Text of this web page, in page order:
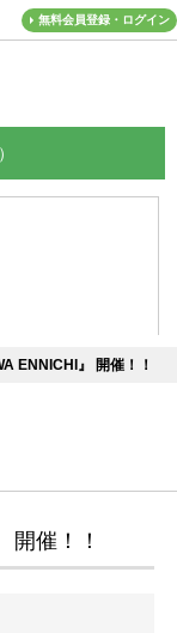
無料会員登録・ログイン
ENNICHI』 開催！！
開催！！